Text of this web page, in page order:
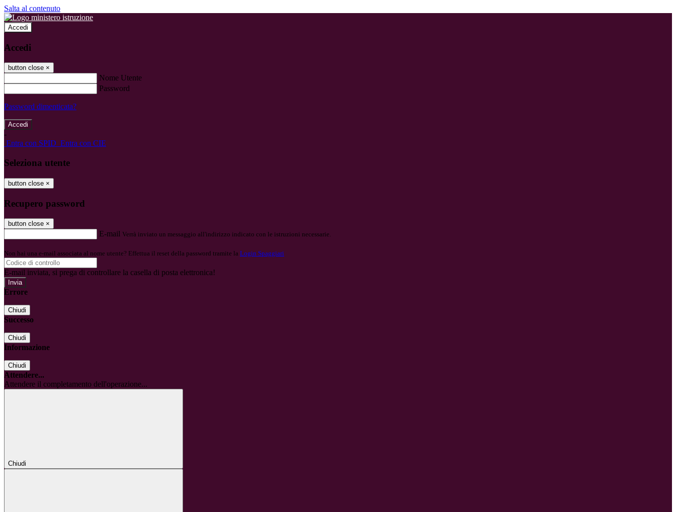
Salta al contenuto
Accedi
Accedi
button close ×
Nome Utente
Password
Password dimenticata?
-
Entra con SPID Entra con CIE
Seleziona utente
button close ×
Recupero password
button close ×
E-mail Verrà inviato un messaggio all'indirizzo indicato con le istruzioni necessarie.
Non hai una e-mail associata al nome utente? Effettua il reset della password tramite la Login Spaggiari
E-mail inviata, si prega di controllare la casella di posta elettronica!
Errore
Chiudi
Successo
Chiudi
Informazione
Chiudi
Attendere...
Attendere il completamento dell'operazione...
Chiudi